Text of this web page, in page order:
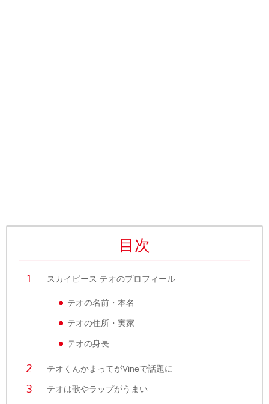
目次
スカイピース テオのプロフィール
テオの名前・本名
テオの住所・実家
テオの身長
テオくんかまってがVineで話題に
テオは歌やラップがうまい